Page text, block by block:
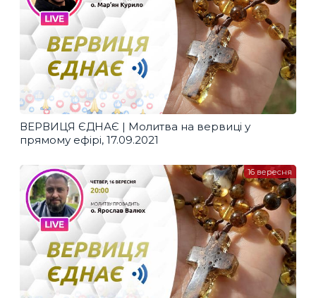
ВЕРВИЦЯ ЄДНАЄ | Молитва на вервиці у
прямому ефірі, 17.09.2021
16 вересня